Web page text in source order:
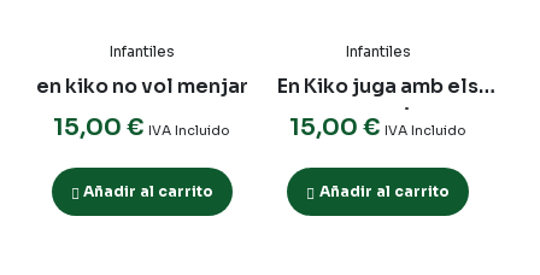
Infantiles
en kiko no vol menjar
15,00€ IVA Incluido
Añadir al carrito
Infantiles
En Kiko juga amb els
seus amics
15,00€ IVA Incluido
Añadir al carrito